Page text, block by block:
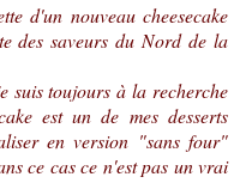
d'un nouveau cheesecake
des saveurs du Nord de la
suis toujours à la recherche
est un de mes desserts
en version "sans four"
ce cas ce n'est pas un vrai